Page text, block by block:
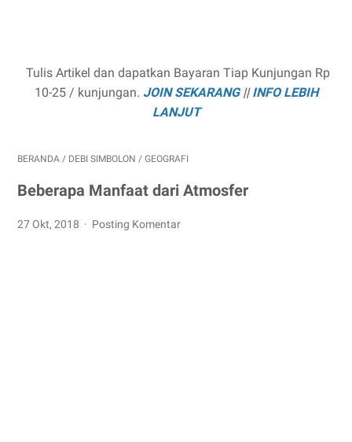
Tulis Artikel dan dapatkan Bayaran Tiap Kunjungan Rp
10-25 / kunjungan. JOIN SEKARANG||INFO LEBIH
LANJUT
BERANDA / DEBI SIMBOLON / GEOGRAFI
Beberapa Manfaat dari Atmosfer
27 Okt, 2018 Posting Komentar